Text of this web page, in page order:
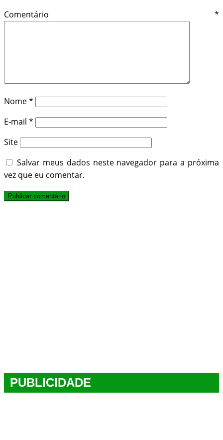
Comentário *
Nome*
E-mail *
Site
Salvar meus dados neste navegador para a próxima
vez que eu comentar.
PUBLICIDADE